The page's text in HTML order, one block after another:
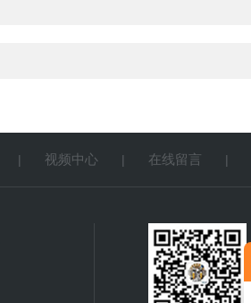
| 视频中心 | 在线留言 |